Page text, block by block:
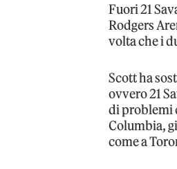
Fuori 21
Rodgers
volta che i
Scott ha
ovvero 21
di problemi
Columbia,
come a